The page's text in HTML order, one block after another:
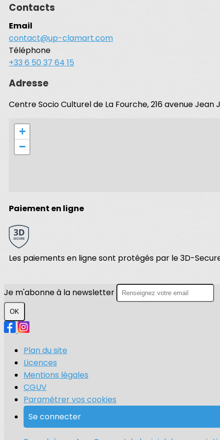
Contacts
Email
contact@up-clamart.com
Téléphone
+33 6 50 37 64 15
Adresse
Centre Socio Culturel de La Fourche, 216 avenue Jean
+
−
Paiement en ligne
Les paiements en ligne sont protégés par le 3D-
Je m'abonne à la newsletter
OK
Plan du site
Licences
Mentions légales
CGUV
Paramétrer vos cookies
Se connecter